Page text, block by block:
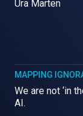
Ura Marten
MAPPING
We are not ‘in
AI.